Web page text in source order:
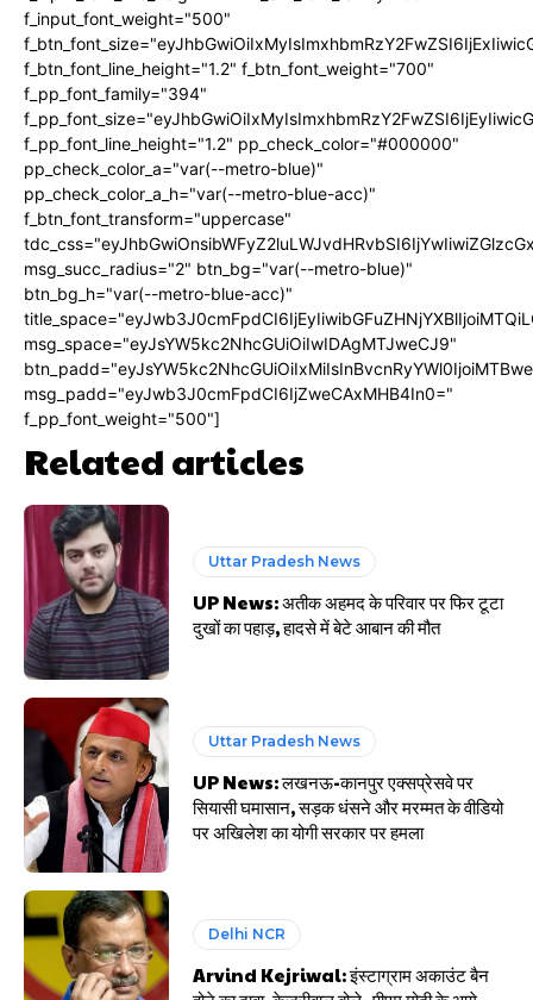
f_input_font_weight="500"
f_btn_font_line_height="1.2" f_btn_font_weight="700"
f_pp_font_family="394"
f_pp_font_line_height="1.2" pp_check_color="#000000"
pp_check_color_a="var(--metro-blue)"
pp_check_color_a_h="var(--metro-blue-acc)"
f_btn_font_transform="uppercase"
msg_succ_radius="2" btn_bg="var(--metro-blue)"
btn_bg_h="var(--metro-blue-acc)"
msg_space="eyJsYW5kc2NhcGUiOiIwIDAgMTJweCJ9"
msg_padd="eyJwb3J0cmFpdCI6IjZweCAxMHB4In0="
f_pp_font_weight="500"]
Related articles
Uttar Pradesh News
UP News: अतीक अहमद के परिवार पर फिर टूटा
दुखों का पहाड़, हादसे में बेटे आबान की मौत
Uttar Pradesh News
UP News: लखनऊ-कानपुर एक्सप्रेसवे पर
सियासी घमासान, सड़क धंसने और मरम्मत के वीडियो
पर अखिलेश का योगी सरकार पर हमला
Delhi NCR
Arvind Kejriwal: इंस्टाग्राम अकाउंट बैन